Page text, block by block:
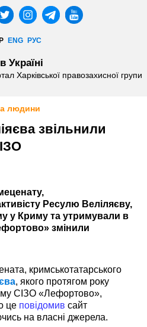
ENG РУС
Харківської правозахисної групи
людини
звільнили
Ресулю Веліляєву,
у Криму та утримували в
змінили
кримськотатарського
, якого протягом року
СІЗО «Лефортово»,
це повідомив сайт
на власні джерела.